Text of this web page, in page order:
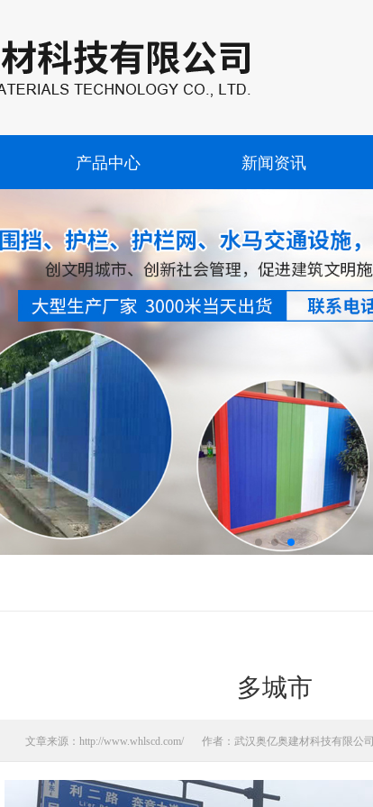
产品中心 新闻资讯
多城市
文章来源：http://www.whlscd.com/ 作者：武汉奥亿奥建材科技有限公司